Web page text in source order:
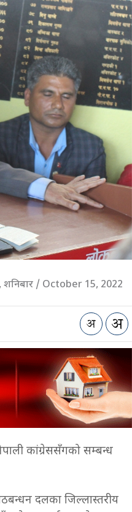
शनिबार / October 15, 2022
नेपाली कांग्रेससँगको सम्बन्ध
दलका जिल्लास्तरीय